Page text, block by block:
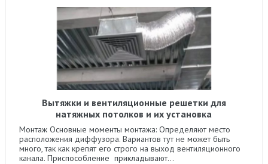
Вытяжки и вентиляционные решетки для
натяжных потолков и их установка
Монтаж Основные моменты монтажа: Определяют место
расположения диффузора. Вариантов тут не может быть
много, так как крепят его строго на выход вентиляционного
канала. Приспособление прикладывают...